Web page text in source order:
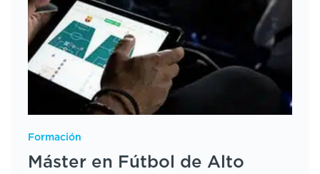
Formación
Máster en Fútbol de Alto